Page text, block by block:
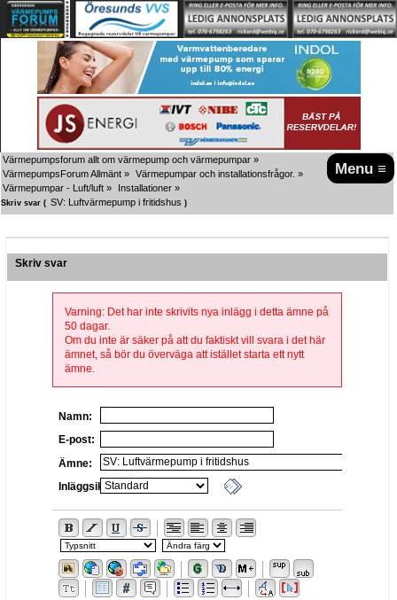
Menu ≡
Värmepumpsforum allt om värmepump och värmepumpar »
VärmepumpsForum Allmänt » Värmepumpar och installationsfrågor. »
Värmepumpar - Luft/luft » Installationer »
Skriv svar ( SV: Luftvärmepump i fritidshus )
Skriv svar
Varning: Det har inte skrivits nya inlägg i detta ämne på
50 dagar.
Om du inte är säker på att du faktiskt vill svara i det här
ämnet, så bör du överväga att istället starta ett nytt
ämne.
Namn:
E-post:
Ämne:
Inläggsikon: